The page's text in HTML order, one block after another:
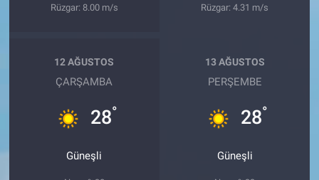
Rüzgar: 8.00 m/s
Rüzgar: 4.31 m/s
12 AĞUSTOS
ÇARŞAMBA
28°
Güneşli
13 AĞUSTOS
PERŞEMBE
28°
Güneşli